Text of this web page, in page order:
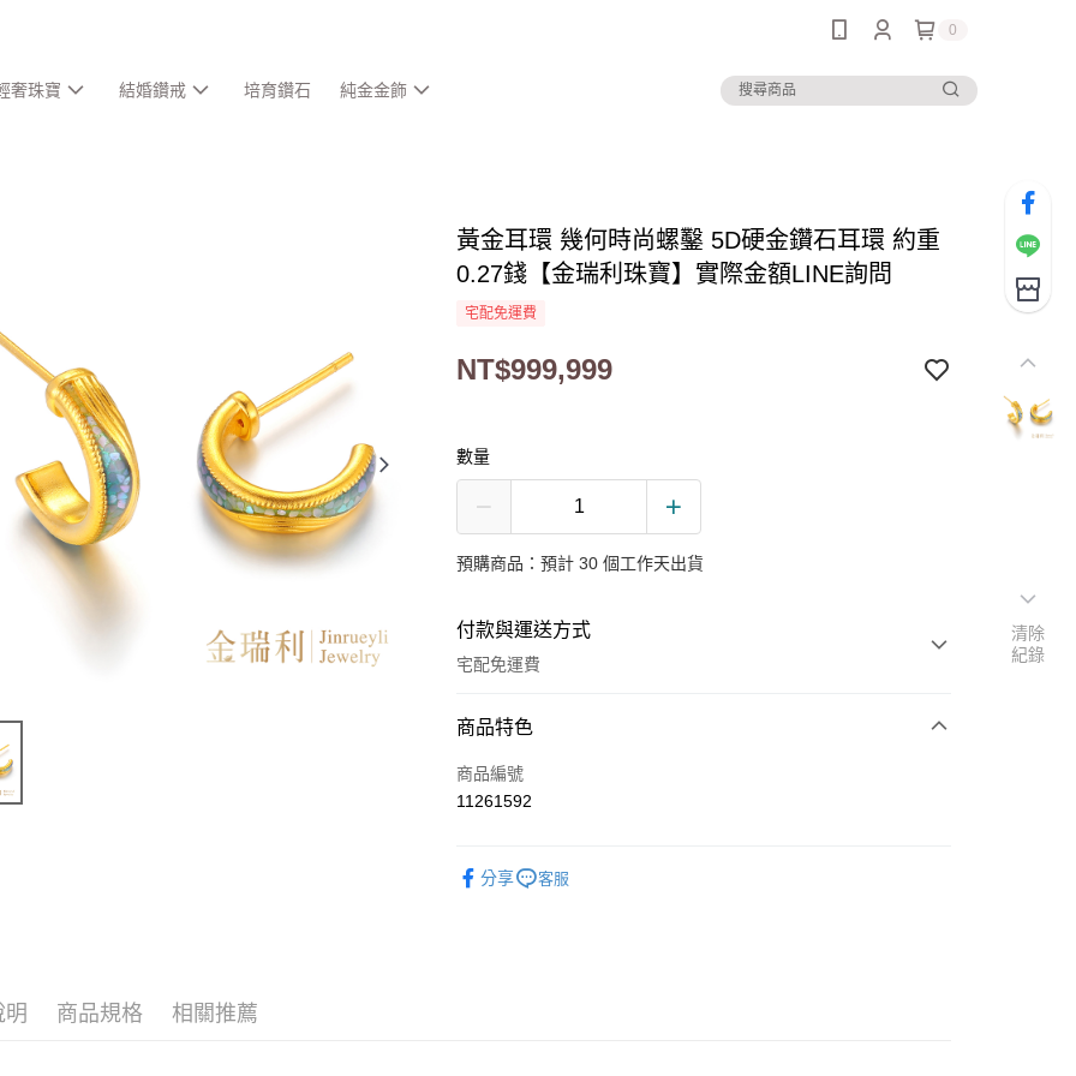
0
奢珠寶 結婚鑽戒 培育鑽石 純金金飾
黃金耳環 幾何時尚螺鑿 5D硬金鑽石耳環 約重
0.27錢【金瑞利珠寶】實際金額LINE詢問
宅配免運費
NT$999,999
數量
預購商品：預計 30 個工作天出貨
付款與運送方式
宅配免運費
付款方式
信用卡一次付款
商品特色
商品編號
11261592
分享 客服
明 商品規格 相關推薦
清除
紀錄